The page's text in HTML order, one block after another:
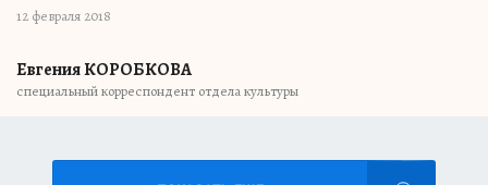
12 февраля 2018
Евгения КОРОБКОВА
специальный корреспондент отдела культуры